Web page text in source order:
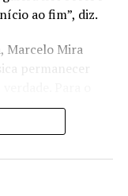
musical,
Ganhou
de músicas mais
esteve em palcos
ao fim”, diz.
Marcelo Mira
permanecer
em companhia
que faz uma
acaba se